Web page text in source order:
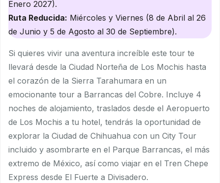
Enero 2027).
Ruta Reducida: Miércoles y Viernes (8 de Abril al 26
de Junio y 5 de Agosto al 30 de Septiembre).
Si quieres vivir una aventura increíble este tour te
llevará desde la Ciudad Norteña de Los Mochis hasta
el corazón de la Sierra Tarahumara en un
emocionante tour a Barrancas del Cobre. Incluye 4
noches de alojamiento, traslados desde el Aeropuerto
de Los Mochis a tu hotel, tendrás la oportunidad de
explorar la Ciudad de Chihuahua con un City Tour
incluido y asombrarte en el Parque Barrancas, el más
extremo de México, así como viajar en el Tren Chepe
Express desde El Fuerte a Divisadero.